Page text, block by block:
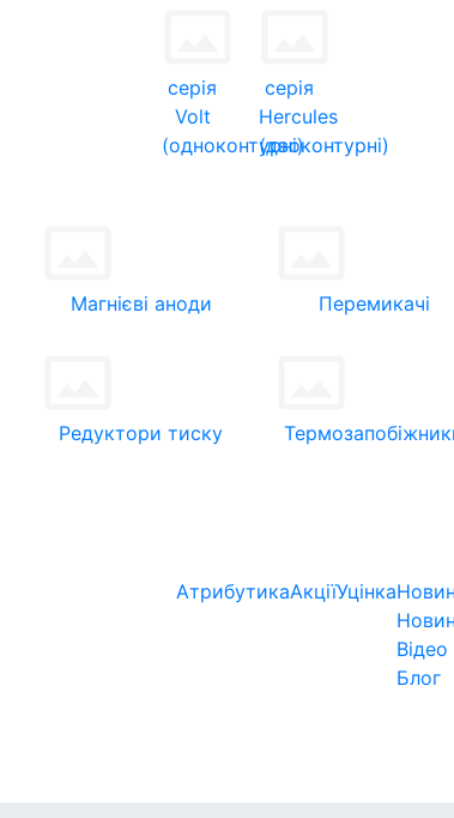
серія
Volt
(одноконтурні)
серія
Hercules
(двоконтурні)
Магнієві аноди Перемикачі
Редуктори тиску
АтрибутикаАкціїУцінка
Відео
Блог